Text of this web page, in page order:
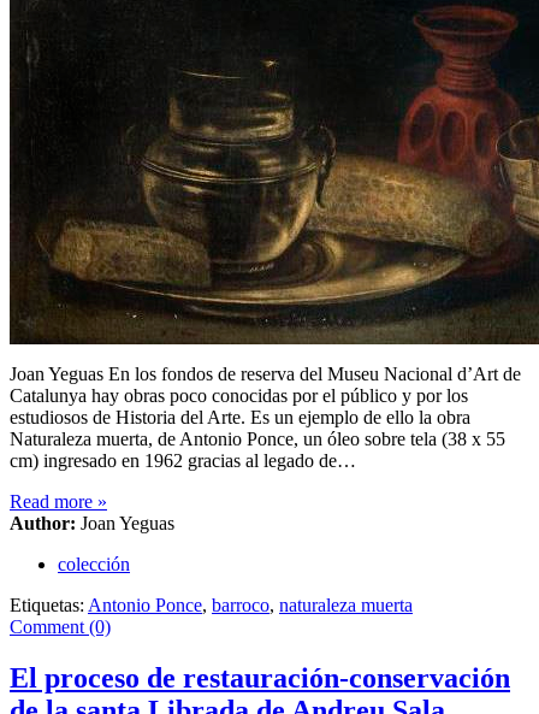
Joan Yeguas En los fondos de reserva del Museu Nacional d’Art de
Catalunya hay obras poco conocidas por el público y por los
estudiosos de Historia del Arte. Es un ejemplo de ello la obra
Naturaleza muerta, de Antonio Ponce, un óleo sobre tela (38 x 55
cm) ingresado en 1962 gracias al legado de…
Read more »
Author: Joan Yeguas
colección
Etiquetas: Antonio Ponce, barroco, naturaleza muerta
Comment (0)
El proceso de restauración-conservación